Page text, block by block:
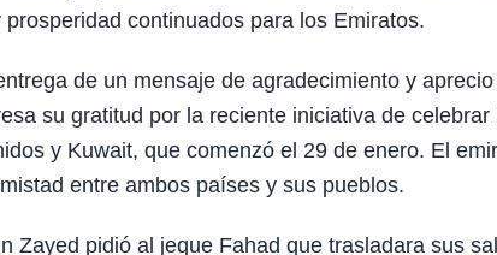
continuados para los Emiratos.
de un mensaje de agradecimiento y
su gratitud por la reciente iniciativa de
y Kuwait, que comenzó el 29 de enero. El
entre ambos países y sus pueblos.
Zayed pidió al jeque Fahad que trasladara sus